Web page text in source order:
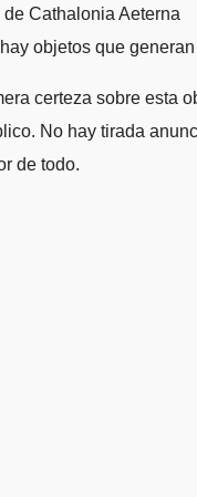
Cathalonia Aeterna
objetos que
certeza sobre esta
No hay tirada
de todo.